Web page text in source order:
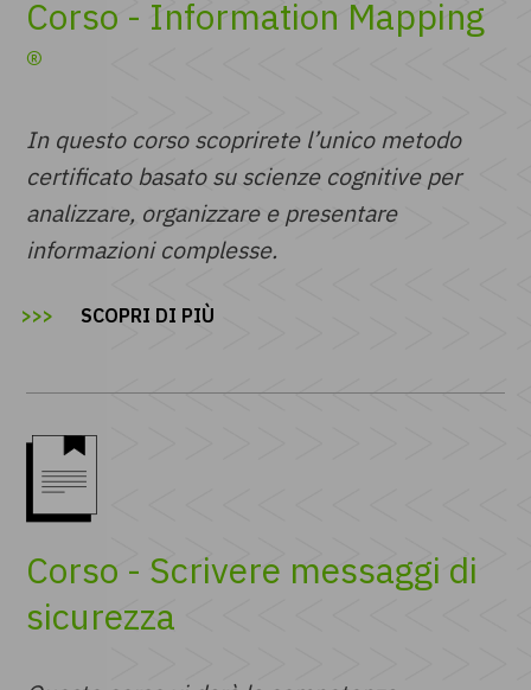
Corso - Information Mapping
®
In questo corso scoprirete l’unico metodo
certificato basato su scienze cognitive per
analizzare, organizzare e presentare
informazioni complesse.
SCOPRI DI PIÙ
Corso - Scrivere messaggi di
sicurezza